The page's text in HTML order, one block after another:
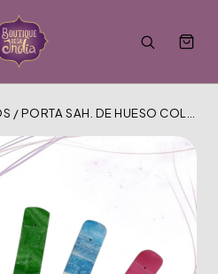
/PORTA SAH. DE HUESO COLORIDO